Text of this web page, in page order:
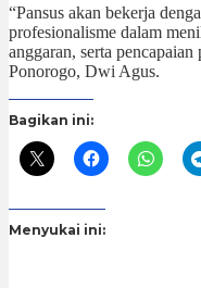
“Pansus akan bekerja
profesionalisme dalam
anggaran, serta
Ponorogo, Dwi Agus.
Bagikan ini:
Menyukai ini: